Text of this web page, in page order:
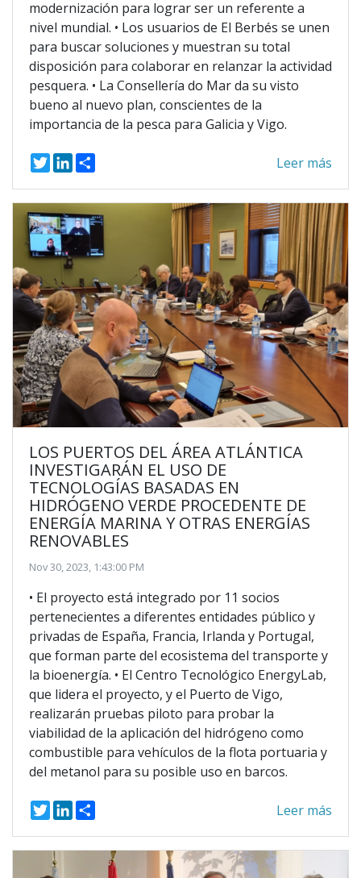
modernización para lograr ser un referente a
nivel mundial. • Los usuarios de El Berbés se unen
para buscar soluciones y muestran su total
disposición para colaborar en relanzar la actividad
pesquera. • La Consellería do Mar da su visto
bueno al nuevo plan, conscientes de la
importancia de la pesca para Galicia y Vigo.
T
w
i
t
t
e
r
L
n
k
e
d
I
n
a
r
e
Leer más
LOS PUERTOS DEL ÁREA ATLÁNTICA
INVESTIGARÁN EL USO DE
TECNOLOGÍAS BASADAS EN
HIDRÓGENO VERDE PROCEDENTE DE
ENERGÍA MARINA Y OTRAS ENERGÍAS
RENOVABLES
Nov 30, 2023, 1:43:00 PM
• El proyecto está integrado por 11 socios
pertenecientes a diferentes entidades público y
privadas de España, Francia, Irlanda y Portugal,
que forman parte del ecosistema del transporte y
la bioenergía. • El Centro Tecnológico EnergyLab,
que lidera el proyecto, y el Puerto de Vigo,
realizarán pruebas piloto para probar la
viabilidad de la aplicación del hidrógeno como
combustible para vehículos de la flota portuaria y
del metanol para su posible uso en barcos.
T
w
i
t
t
e
L
n
k
a
r
Leer más